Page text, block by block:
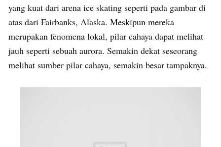
yang kuat dari arena ice skating seperti pada gambar di
atas dari Fairbanks, Alaska. Meskipun mereka
merupakan fenomena lokal, pilar cahaya dapat melihat
jauh seperti sebuah aurora. Semakin dekat seseorang
melihat sumber pilar cahaya, semakin besar tampaknya.